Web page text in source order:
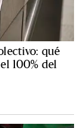
qué
100% del